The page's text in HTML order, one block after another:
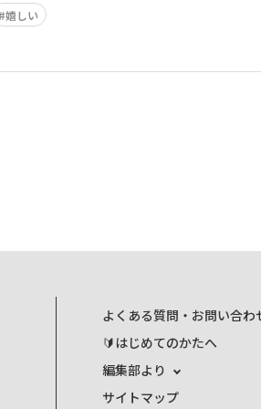
嬉しい
よくある質問・お問い合わ
🔰はじめてのかたへ
編集部より
サイトマップ